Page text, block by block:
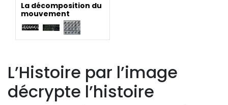
La décomposition du
mouvement
L’Histoire par l’image
décrypte l’histoire